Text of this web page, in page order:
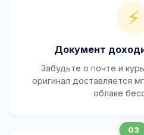
⚡
Документ
Забудьте о почте и
оригинал доставляется
облаке